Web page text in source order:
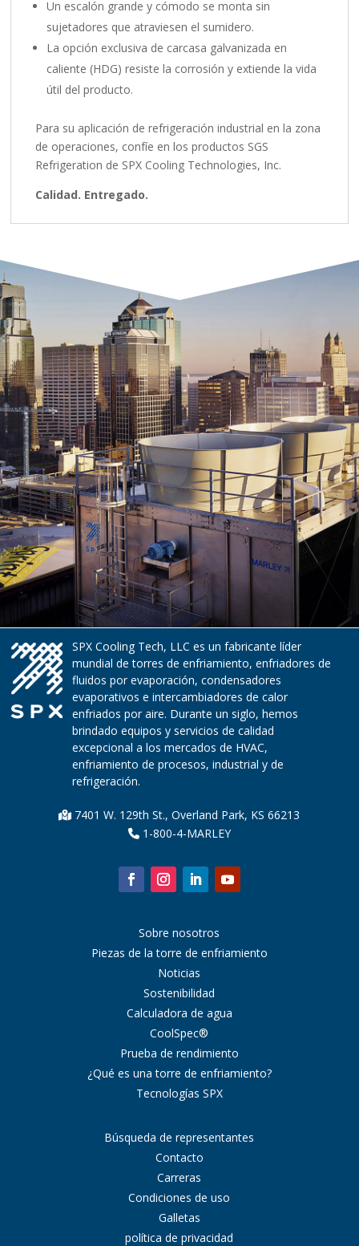
Un escalón grande y cómodo se monta sin
sujetadores que atraviesen el sumidero.
La opción exclusiva de carcasa galvanizada en
caliente (HDG) resiste la corrosión y extiende la vida
útil del producto.
Para su aplicación de refrigeración industrial en la zona
de operaciones, confíe en los productos SGS
Refrigeration de SPX Cooling Technologies, Inc.
Calidad. Entregado.
SPX Cooling Tech, LLC es un fabricante líder
mundial de torres de enfriamiento, enfriadores de
fluidos por evaporación, condensadores
evaporativos e intercambiadores de calor
enfriados por aire. Durante un siglo, hemos
brindado equipos y servicios de calidad
excepcional a los mercados de HVAC,
enfriamiento de procesos, industrial y de
refrigeración.
7401 W. 129th St., Overland Park, KS 66213
1-800-4-MARLEY
Sobre nosotros
Piezas de la torre de enfriamiento
Noticias
Sostenibilidad
Calculadora de agua
CoolSpec®
Prueba de rendimiento
¿Qué es una torre de enfriamiento?
Tecnologías SPX
Búsqueda de representantes
Contacto
Carreras
Condiciones de uso
Galletas
política de privacidad